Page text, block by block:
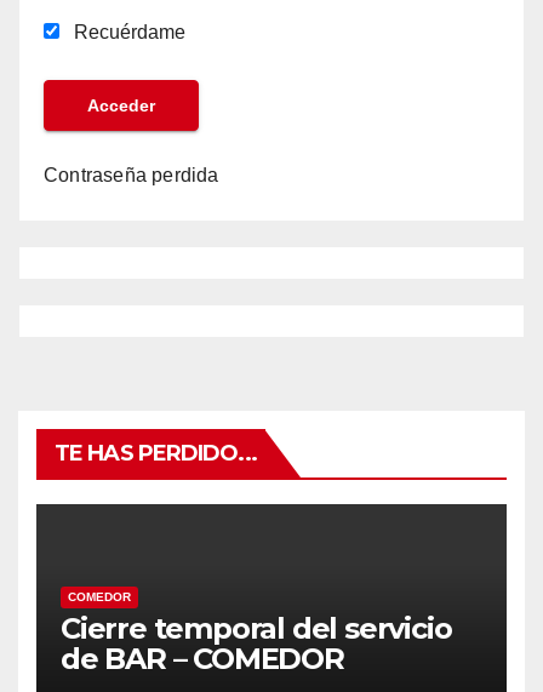
Recuérdame
Contraseña perdida
TE HAS PERDIDO...
COMEDOR
Cierre temporal del servicio
de BAR – COMEDOR